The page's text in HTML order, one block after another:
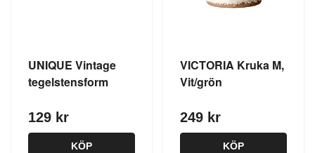
UNIQUE Vintage
tegelstensform
129 kr
KÖP
VICTORIA Kruka M,
Vit/grön
249 kr
KÖP